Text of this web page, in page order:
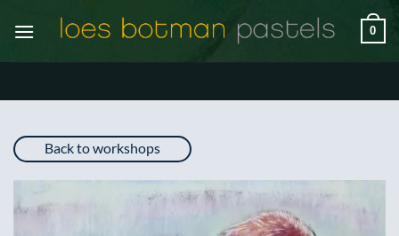
naar
0
Back to workshops